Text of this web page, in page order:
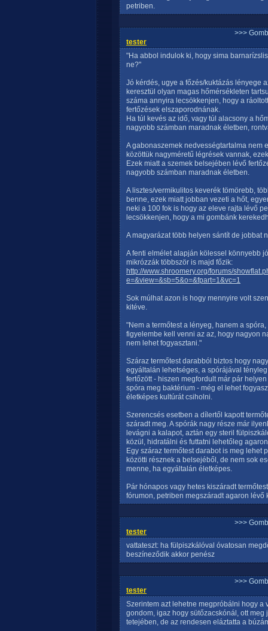
petriben.
>>>
tester
"Ha abbol indulok ki, hogy sima
ne?"
Jó kérdés, ugye a főzés/kuktázás lényege
keresztül olyan magas hőmérsékleten
száma annyira lecsökkenjen, hogy a
fertőzések elszaporodnának.
Ha túl kevés az idő, vagy túl alacsony a
nagyobb számban maradnak életben,
A gabonaszemek nedvességtartalma nem
közöttük nagyméretű légrések vannak,
Ezek miatt a szemek belsejében lévő
nagyobb számban maradnak életben.
A lisztes/vermikulitos keverék tömörebb,
benne, ezek miatt jobban vezeti a hőt,
neki a 100 fok is hogy az eleve rajta lévő
lecsökkenjen, hogy a mi gombánk
A magyarázat több helyen sántít de jobbat
A fenti elmélet alapján kölessel könnyebb
mikrózzák többször is majd főzik:
http://www.shroomery.org/forums/
e=&view=&sb=5&o=&fpart=1&vc=1
Sok múlhat azon is hogy mennyire volt
kitéve.
"Nem a termőtest a lényeg, hanem a
figyelembe kell venni az az, hogy nagyon
nem lehet fogyasztani."
Száraz termőtest darabból biztos hogy
egyáltalán lehetséges, a spórájával
fertőzött - hiszen megfordult már pár
spóra meg baktérium - még el lehet
életképes kultúrát csiholni.
Szerencsés esetben a dílertől kapott
száradt meg. A spórák nagy része már
levágni a kalapot, aztán egy steril
közül, hidratálni és futtatni lehetőleg
Egy száraz termőtest darabot is meg
közötti résznek a belsejéből, de nem sok
menne, ha egyáltalán életképes.
Pár hónapos vagy hetes kiszáradt
fórumon, petriben megszáradt agaron lévő
>>>
tester
vattateszt: ha fülpiszkálóval óvatosan
beszíneződik akkor penész
>>>
tester
Szerintem azt lehetne megpróbálni hogy a
gondom, igaz hogy sütőzacskónál, ott
tetejében, de az rendesen eláztatta a